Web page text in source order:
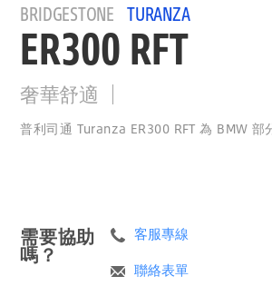
BRIDGESTONE TURANZA
ER300 RFT
奢華舒適
普利司通 Turanza ER300 RFT 為 BMW 部
需要協助
嗎？
客服專線
聯絡表單